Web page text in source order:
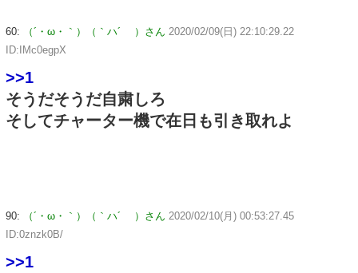
60: （´・ω・｀）（｀ハ´ ）さん 2020/02/09(日) 22:10:29.22
ID:IMc0egpX
>>1
そうだそうだ自粛しろ
そしてチャーター機で在日も引き取れよ
90: （´・ω・｀）（｀ハ´ ）さん 2020/02/10(月) 00:53:27.45
ID:0znzk0B/
>>1